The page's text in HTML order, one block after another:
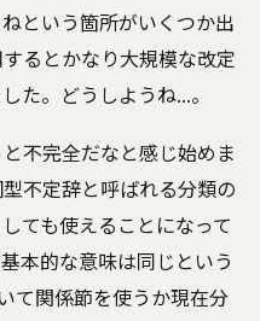
という箇所がいくつか出
るとかなり大規模な改定
た。どうしようね…。
不完全だなと感じ始めま
不定辞と呼ばれる分類の
ても使えることになって
本的な意味は同じという
て関係節を使うか現在分